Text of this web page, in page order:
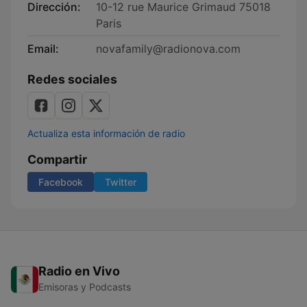
Dirección:
10-12 rue Maurice Grimaud 75018
Paris
Email:
novafamily@radionova.com
Redes sociales
Actualiza esta información de radio
Compartir
Facebook Twitter
Radio en Vivo
Emisoras y Podcasts